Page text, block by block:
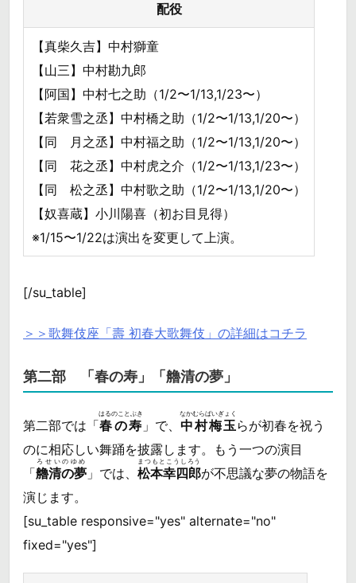
配役
【真柴久吉】中村獅童
【山三】中村勘九郎
【阿国】中村七之助（1/2〜1/13,1/23〜）
【若衆雪之丞】中村橋之助（1/2〜1/13,1/20〜）
【同 月之丞】中村福之助（1/2〜1/13,1/20〜）
【同 花之丞】中村虎之介（1/2〜1/13,1/23〜）
【同 松之丞】中村歌之助（1/2〜1/13,1/20〜）
【奴喜蔵】小川陽喜（初お目見得）
※1/15〜1/22は演出を変更して上演。
[/su_table]
＞＞歌舞伎座「壽 初春大歌舞伎」の詳細はコチラ
第二部 「春の寿」「艪清の夢」
第二部では「春の寿
はるのことぶき
」で、 中村梅玉
なかむらばいぎょく
らが初春を祝う
のに相応しい舞踊を披露します。もう一つの演目
「艪清の夢
ろせいのゆめ
」では、 松本幸四郎
まつもとこうしろう
が不思議な夢の物語を
演じます。
[su_table responsive="yes" alternate="no"
fixed="yes"]